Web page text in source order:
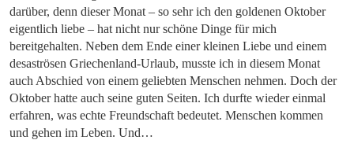
darüber, denn dieser Monat – so sehr ich den goldenen Oktober
eigentlich liebe – hat nicht nur schöne Dinge für mich
bereitgehalten. Neben dem Ende einer kleinen Liebe und einem
desaströsen Griechenland-Urlaub, musste ich in diesem Monat
auch Abschied von einem geliebten Menschen nehmen. Doch der
Oktober hatte auch seine guten Seiten. Ich durfte wieder einmal
erfahren, was echte Freundschaft bedeutet. Menschen kommen
und gehen im Leben. Und…